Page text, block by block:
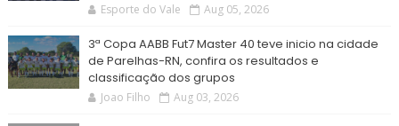
Esporte do Vale Aug 05, 2026
3ª Copa AABB Fut7 Master 40 teve inicio na cidade
de Parelhas-RN, confira os resultados e
classificação dos grupos
Joao Filho Aug 03, 2026